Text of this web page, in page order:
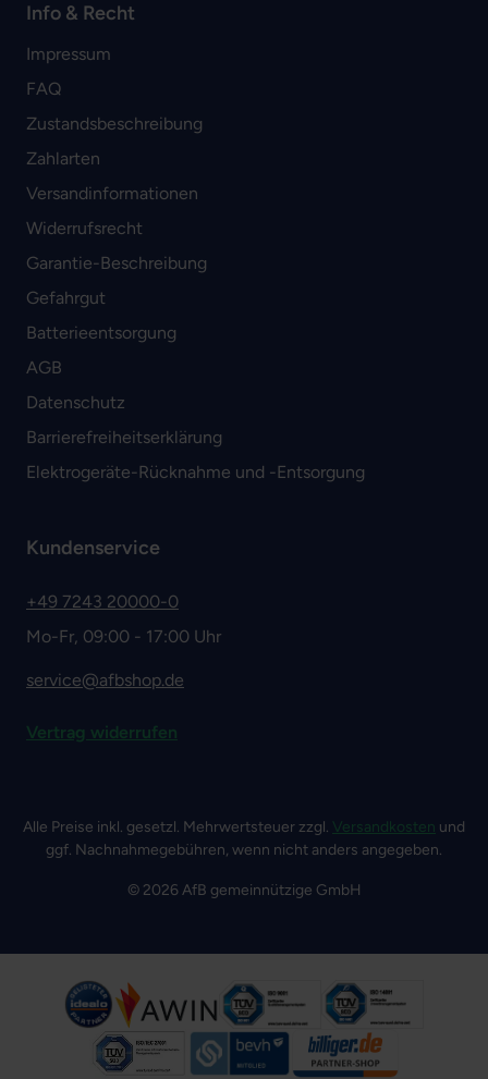
Info & Recht
Impressum
FAQ
Zustandsbeschreibung
Zahlarten
Versandinformationen
Widerrufsrecht
Garantie-Beschreibung
Gefahrgut
Batterieentsorgung
AGB
Datenschutz
Barrierefreiheitserklärung
Elektrogeräte-Rücknahme und -Entsorgung
Kundenservice
+49 7243 20000-0
Mo-Fr, 09:00 - 17:00 Uhr
service@afbshop.de
Vertrag widerrufen
Alle Preise inkl. gesetzl. Mehrwertsteuer zzgl. Versandkosten und
ggf. Nachnahmegebühren, wenn nicht anders angegeben.
© 2026 AfB gemeinnützige GmbH